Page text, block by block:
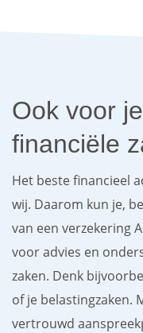
Ook voor
financiële
Het beste financieel
wij. Daarom kun je,
van een verzekering
voor advies en
zaken. Denk
of je belastingzaken.
vertrouwd